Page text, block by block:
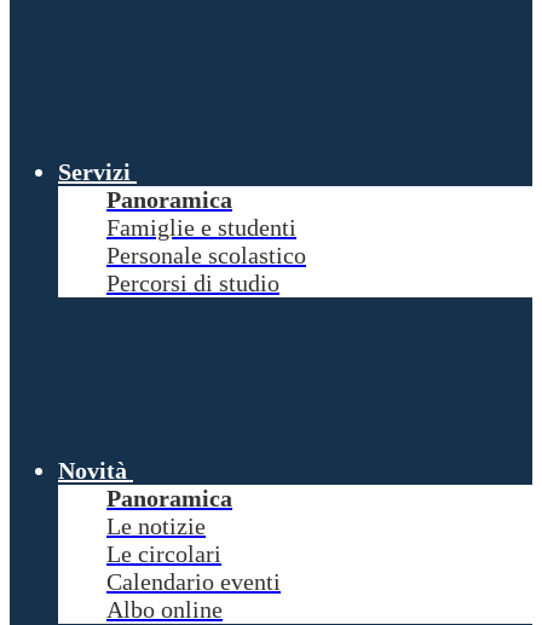
Servizi
Panoramica
Famiglie e studenti
Personale scolastico
Percorsi di studio
Novità
Panoramica
Le notizie
Le circolari
Calendario eventi
Albo online